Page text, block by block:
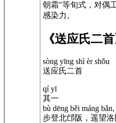
朝霜"等旬式，对偶
感染力。
《送应氏二
sòng yīng shì èr shǒu
送应氏二首
qí yī
其一
bù dēng běi máng
步登北邙阪，遥望洛